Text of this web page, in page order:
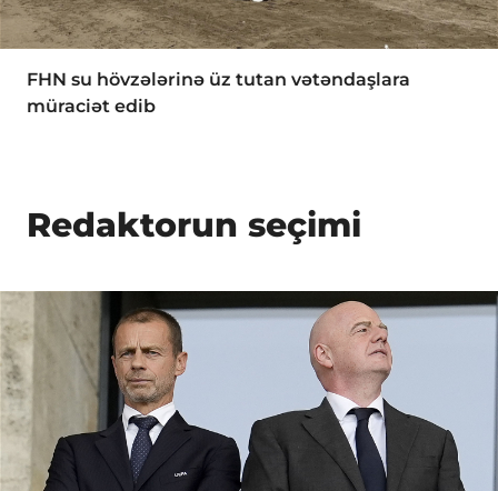
FHN su hövzələrinə üz tutan vətəndaşlara
müraciət edib
Redaktorun seçimi